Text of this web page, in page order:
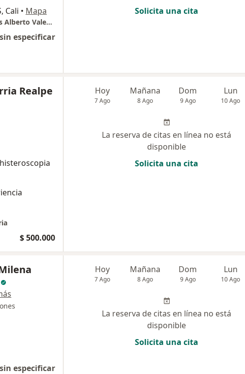
Cali • Mapa
Unidad de Patologia Cervical Dr Jesus Alberto Valencia
especificar
Solicita una cita
Realpe
$ 500.000
Hoy
7 Ago
Mañana
8 Ago
Dom
9 Ago
Lun
10 Ago
La reserva de citas en línea no está
disponible
Solicita una cita
especificar
Hoy
7 Ago
Mañana
8 Ago
Dom
9 Ago
Lun
10 Ago
La reserva de citas en línea no está
disponible
Solicita una cita